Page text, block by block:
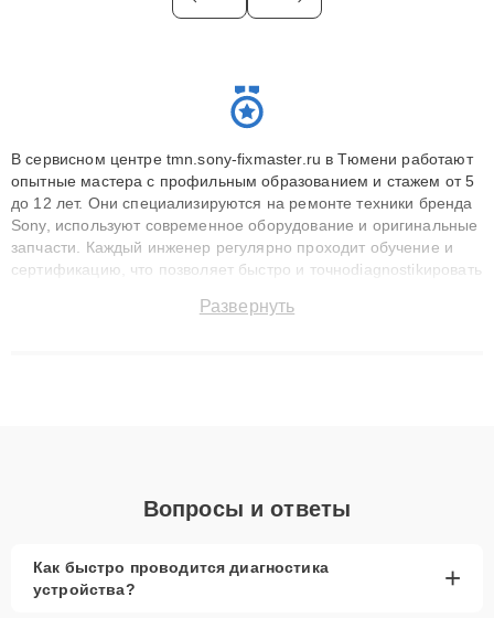
В сервисном центре tmn.sony-fixmaster.ru в Тюмени работают
опытные мастера с профильным образованием и стажем от 5
до 12 лет. Они специализируются на ремонте техники бренда
Sony, используют современное оборудование и оригинальные
запчасти. Каждый инженер регулярно проходит обучение и
сертификацию, что позволяет быстро и точноdiagnostikировать
до 3 лет. Наши мастера решают сложные случаи: от замены
Развернуть
Вопросы и ответы
Как быстро проводится диагностика
устройства?
+